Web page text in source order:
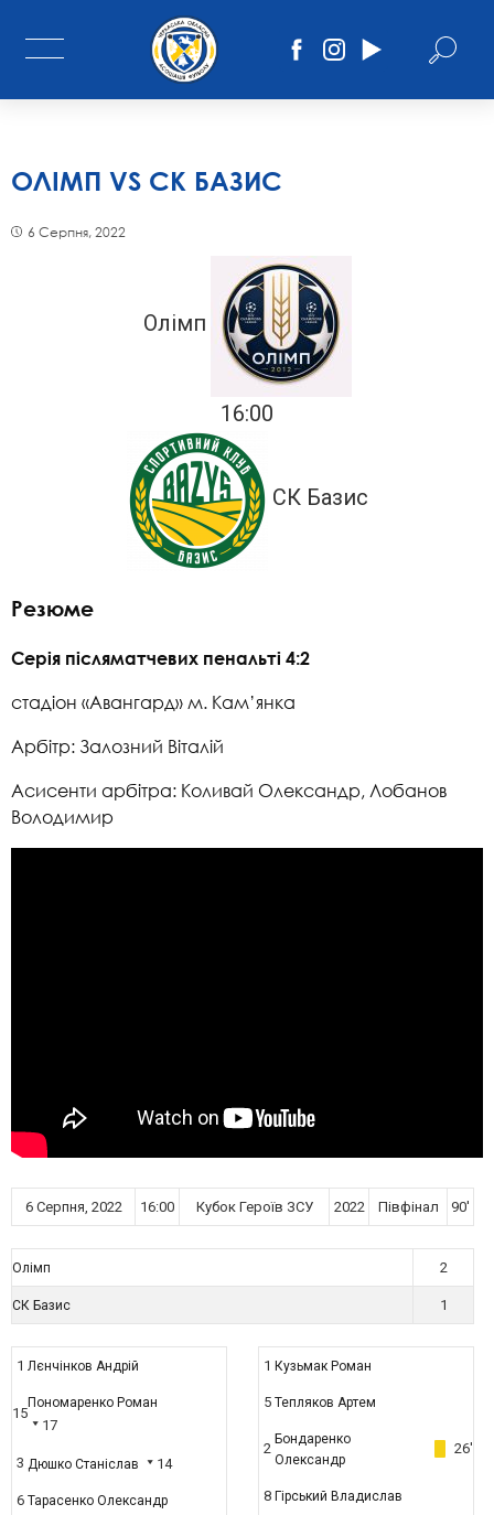
ОЛІМП VS СК БАЗИС
6 Серпня, 2022
Олімп
16:00
СК Базис
Резюме
Серія післяматчевих пенальті 4:2
стадіон «Авангард» м. Кам’янка
Арбітр: Залозний Віталій
Асисенти арбітра: Коливай Олександр, Лобанов
Володимир
6 Серпня, 2022 16:00 Кубок Героїв ЗСУ 2022 Півфінал 90'
Олімп 2
СК Базис 1
1 Лєнчінков Андрій
15
Пономаренко Роман
17
3 Дюшко Станіслав 14
6 Тарасенко Олександр
1 Кузьмак Роман
5 Тепляков Артем
2
Бондаренко
Олександр
26'
8 Гірський Владислав